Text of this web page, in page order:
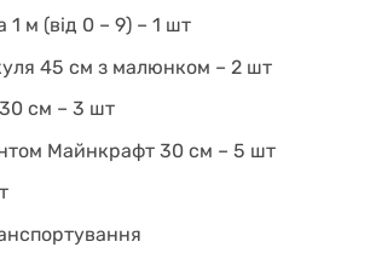
1 м (від 0 – 9) – 1 шт
45 см з малюнком – 2 шт
см – 3 шт
Майнкрафт 30 см – 5 шт